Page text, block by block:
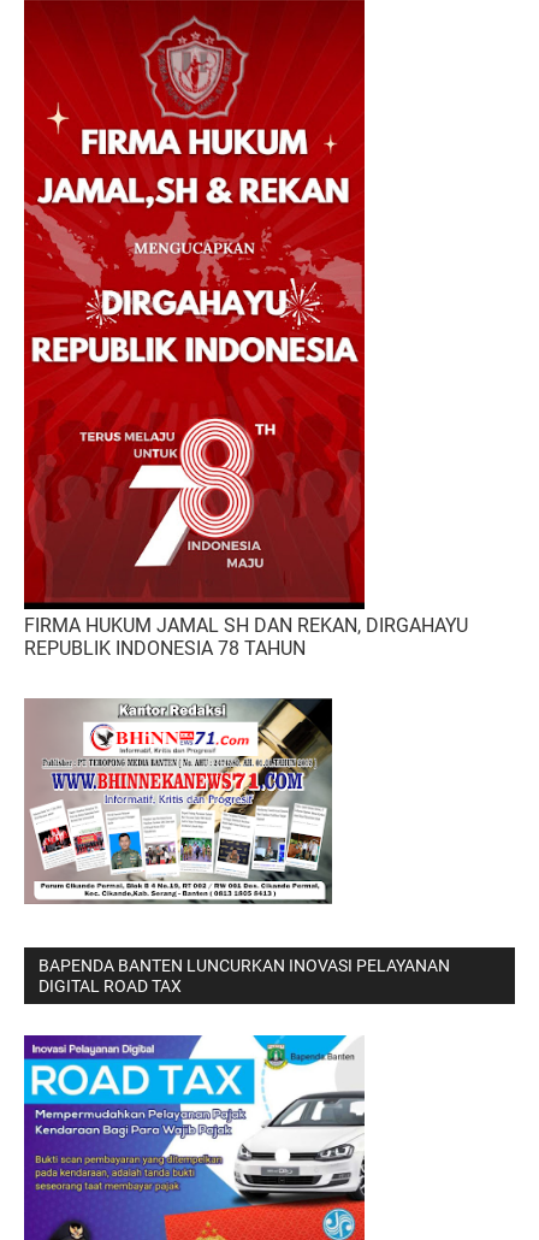
FIRMA HUKUM JAMAL SH DAN REKAN, DIRGAHAYU
REPUBLIK INDONESIA 78 TAHUN
BAPENDA BANTEN LUNCURKAN INOVASI PELAYANAN
DIGITAL ROAD TAX